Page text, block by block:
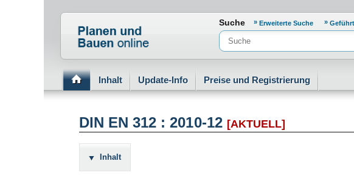
Normenportal Barrierefreiheit
Suche Erweiterte Suche
Inhalt Update-Info Preise und Registrierung
DIN EN 312 : 2010-12 [AKTUELL]
Inhalt